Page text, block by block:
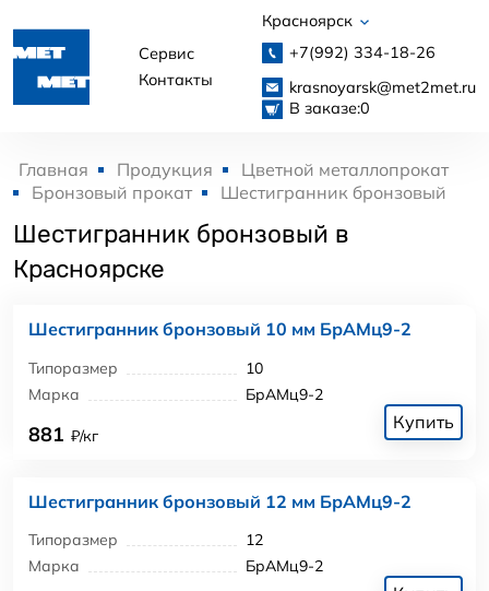
Сервис
Контакты
Красноярск
+7(992) 334-18-26
krasnoyarsk@met2met.ru
В заказе:0
Главная Продукция
Цветной металлопрокат
Бронзовый прокат
Шестигранник бронзовый
Шестигранник бронзовый в
Красноярске
Шестигранник бронзовый 10 мм БрАМц9-2
Типоразмер
10
Марка
БрАМц9-2
881 ₽/кг
Купить
Шестигранник бронзовый 12 мм БрАМц9-2
Типоразмер
12
Марка
БрАМц9-2